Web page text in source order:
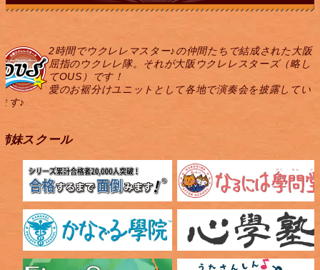
2時間でウクレレマスター♪の仲間たちで結成された大阪
屈指のウクレレ隊。それが大阪ウクレレスターズ（略し
てOUS）です！
愛のお裾分けユニットとして各地で演奏会を披露してい
す♪
妹スクール